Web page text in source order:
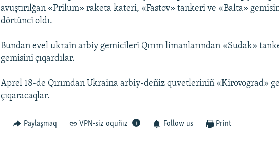
avuştırılğan «Prilum» raketa kateri, «Fastov» tankeri ve «Balta»
dörtünci oldı.
Bundan evel ukrain arbiy gemicileri Qırım limanlarından «Sudak»
gemisini çıqardılar.
Aprel 18-de Qırımdan Ukraina arbiy-deñiz quvetleriniñ «Kirovograd»
çıqaracaqlar.
Paylaşmaq VPN-siz oquñız Follow us Print